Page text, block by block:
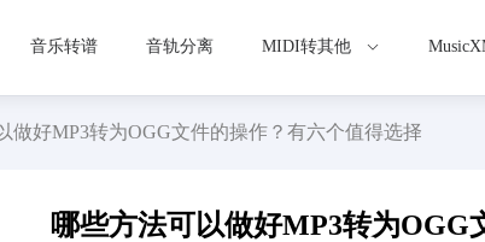
音乐转谱 音轨分离 MIDI转其他
做好MP3转为OGG文件的操作？有六个值得选择
哪些方法可以做好MP3转为OGG